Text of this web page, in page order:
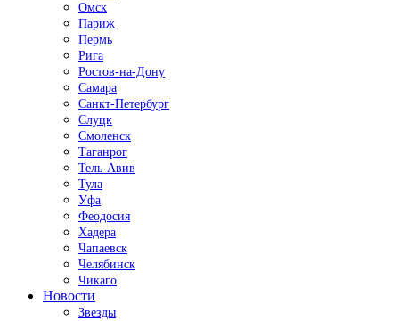
Омск
Париж
Пермь
Рига
Ростов-на-Дону
Самара
Санкт-Петербург
Слуцк
Смоленск
Таганрог
Тель-Авив
Тула
Уфа
Феодосия
Хадера
Чапаевск
Челябинск
Чикаго
Новости
Звезды